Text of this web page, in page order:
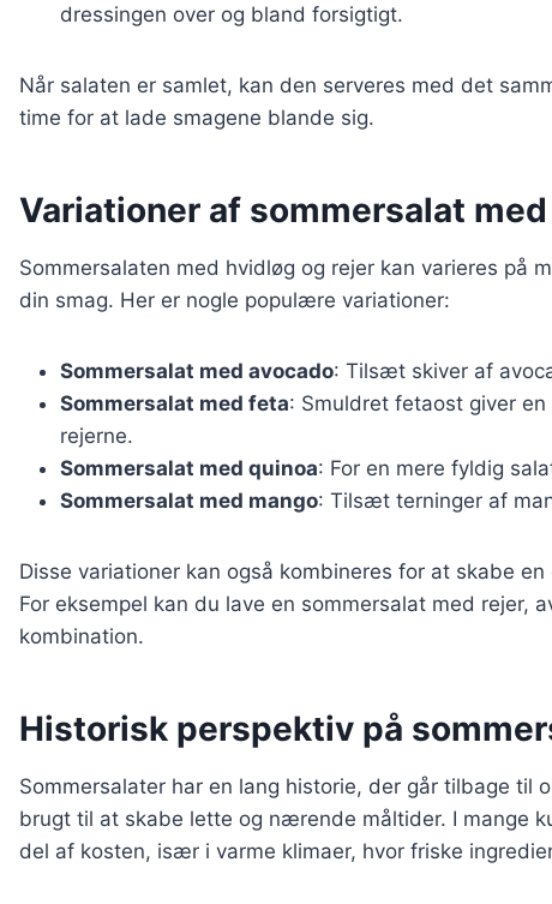
dressingen over og bland forsigtigt.
Når salaten er samlet, kan den serveres med det
time for at lade smagene blande sig.
Variationer af sommersalat
Sommersalaten med hvidløg og rejer kan varieres på
din smag. Her er nogle populære variationer:
Sommersalat med avocado: Tilsæt skiver af
Sommersalat med feta: Smuldret fetaost giver
rejerne.
Sommersalat med quinoa: For en mere fyldig
Sommersalat med mango: Tilsæt terninger af
Disse variationer kan også kombineres for at skabe
For eksempel kan du lave en sommersalat med rejer,
kombination.
Historisk perspektiv på
Sommersalater har en lang historie, der går tilbage til
brugt til at skabe lette og nærende måltider. I mange
del af kosten, især i varme klimaer, hvor friske